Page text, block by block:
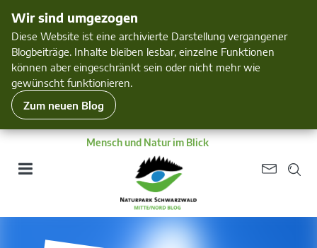
Wir sind umgezogen
Diese Website ist eine archivierte Darstellung vergangener
Blogbeiträge. Inhalte bleiben lesbar, einzelne Funktionen
können aber eingeschränkt sein oder nicht mehr wie
gewünscht funktionieren.
Zum neuen Blog
Mensch und Natur im Blick